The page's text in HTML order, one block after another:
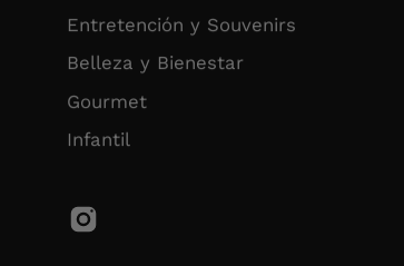
Entretención y Souvenirs
Belleza y Bienestar
Gourmet
Infantil